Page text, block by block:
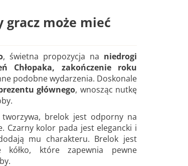
może mieć
, świetna propozycja na niedrogi
Chłopaka, zakończenie roku
podobnewydarzenia. Doskonale
głównego, wnosząc nutkę
tworzywa, brelok jest odporny na
Czarny kolor pada jest elegancki i
mu charakteru. Brelok jest
kółko, które zapewnia pewne